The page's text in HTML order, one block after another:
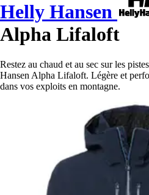
Helly Hansen
Alpha Lifaloft
Restez au chaud et au sec sur les
Hansen Alpha Lifaloft. Légère et
dans vos exploits en montagne.